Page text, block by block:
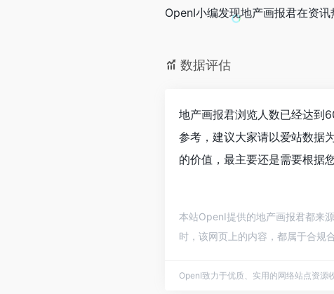
OpenI小编发现地产画报君在资
数据评估
地产画报君浏览人数已经达到
参考，建议大家请以爱站数据
的价值，最主要还是需要根据
本站OpenI提供的地产画报君都来
时，该网页上的内容，都属于合规
OpenI致力于优质、实用的网络站点资源